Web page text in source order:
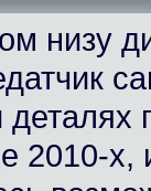
низу
2010-х,